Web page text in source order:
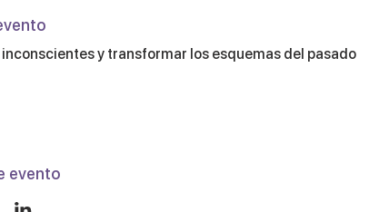
y transformar los esquemas del pasado
evento